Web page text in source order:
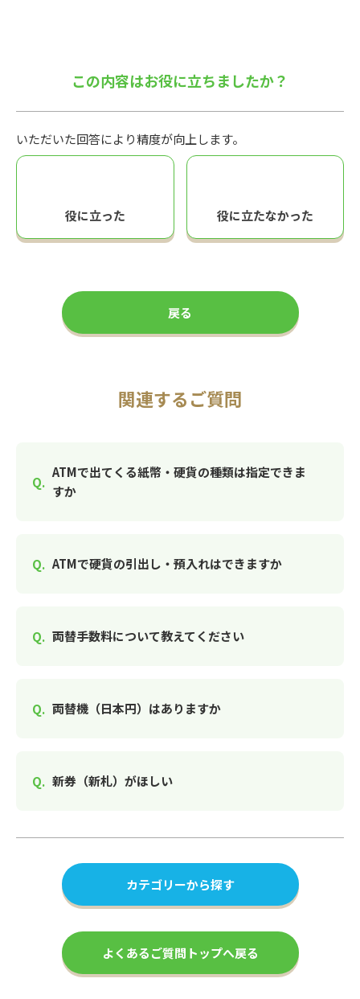
この内容はお役に立ちましたか？
いただいた回答により精度が向上します。
役に立った 役に立たなかった
戻る
関連するご質問
ATMで出てくる紙幣・硬貨の種類は指定できま
すか
ATMで硬貨の引出し・預入れはできますか
両替手数料について教えてください
両替機（日本円）はありますか
新券（新札）がほしい
カテゴリーから探す
よくあるご質問トップへ戻る